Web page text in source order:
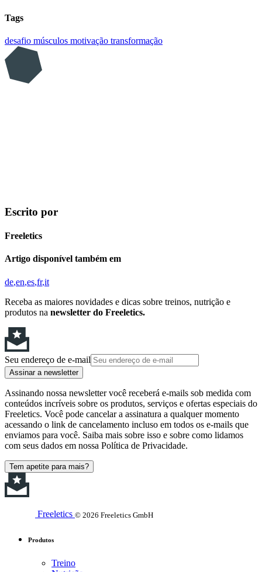
Tags
desafio músculos motivação transformação
Escrito por
Freeletics
Artigo disponível também em
de en es fr it
Receba as maiores novidades e dicas sobre treinos, nutrição e
produtos na newsletter do Freeletics.
Seu endereço de e-mail
Assinar a newsletter
Assinando nossa newsletter você receberá e-mails sob medida com
conteúdos incríveis sobre os produtos, serviços e ofertas especiais do
Freeletics. Você pode cancelar a assinatura a qualquer momento
acessando o link de cancelamento incluso em todos os e-mails que
enviamos para você. Saiba mais sobre isso e sobre como lidamos
com seus dados em nossa Política de Privacidade.
Tem apetite para mais?
Freeletics © 2026 Freeletics GmbH
Produtos
Treino